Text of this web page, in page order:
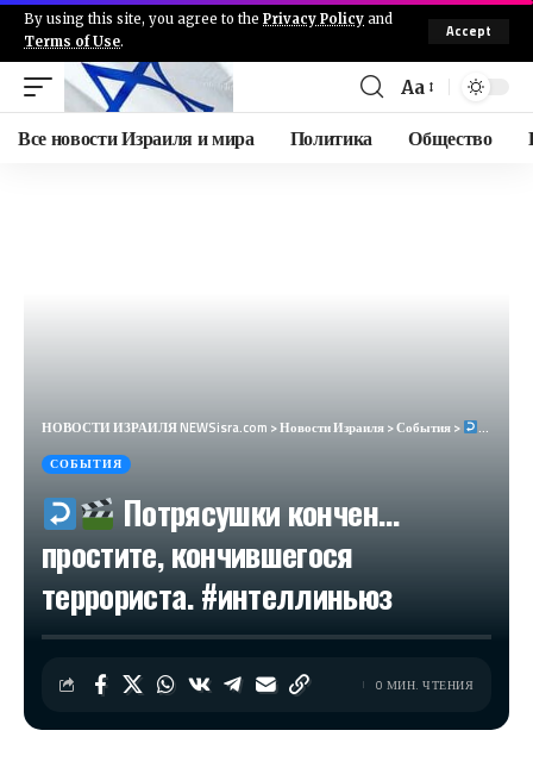
By using this site, you agree to the Privacy Policy and
Terms of Use.
Accept
Aa
Все новости Израиля и мира Политика Общество
НОВОСТИ ИЗРАИЛЯ NEWSisra.com >Новости Израиля>События>
СОБЫТИЯ
Потрясушки кончен…
простите, кончившегося
террориста. #интеллиньюз​
0 МИН. ЧТЕНИЯ